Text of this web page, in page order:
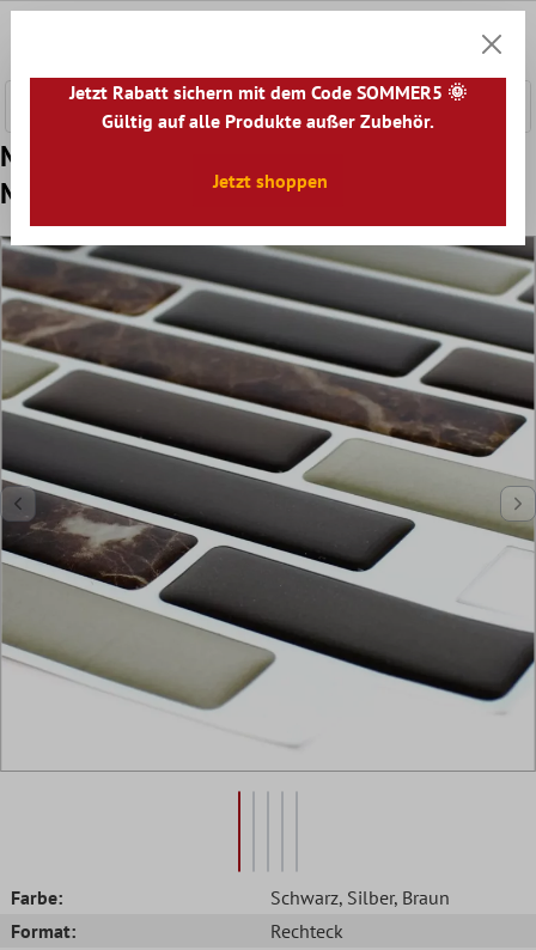
Muster von Mosaikfliesen Vinyl Braun Mix
Marmoriert
Farbe: Schwarz, Silber, Braun
Format:
Rechteck
Jetzt Rabatt sichern mit dem Code SOMMER5 🌞
Gültig auf alle Produkte außer Zubehör.
Jetzt shoppen